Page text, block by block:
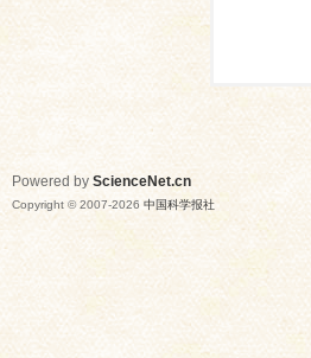
Powered by ScienceNet.cn
Copyright © 2007-2026 中国科学报社